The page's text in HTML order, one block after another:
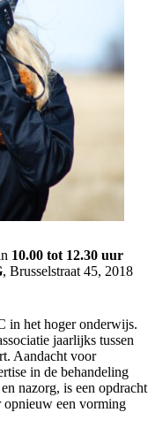
10.00 tot 12.30 uur
, Brusselstraat 45, 2018
in het hoger onderwijs.
jaarlijks tussen
Aandacht voor
in de behandeling
nazorg, is een opdracht
opnieuw een vorming